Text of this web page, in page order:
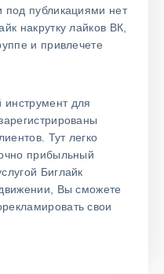
под публикациями нет
накрутку лайков ВК,
и привлечете
для
Тут легко
прибыльный
Биглайк
Вы сможете
свои